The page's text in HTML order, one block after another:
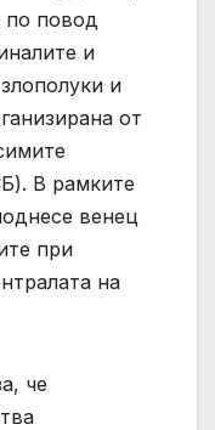
по повод
и
и
от
В рамките
венец
при
на
че